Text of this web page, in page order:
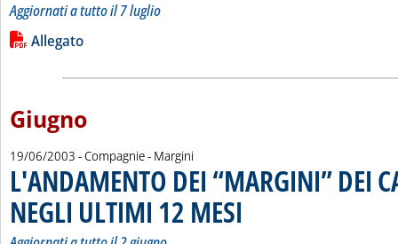
Aggiornati a tutto il 7 luglio
Leggi tutta la notizia: 'L'ANDAMENTO DEI “MARGINI” DEI
Lista allegati PDF alla notizia
Allegato
Giugno
19/06/2003 - Compagnie - Margini
L'ANDAMENTO DEI “MARGINI” DEI
NEGLI ULTIMI 12 MESI